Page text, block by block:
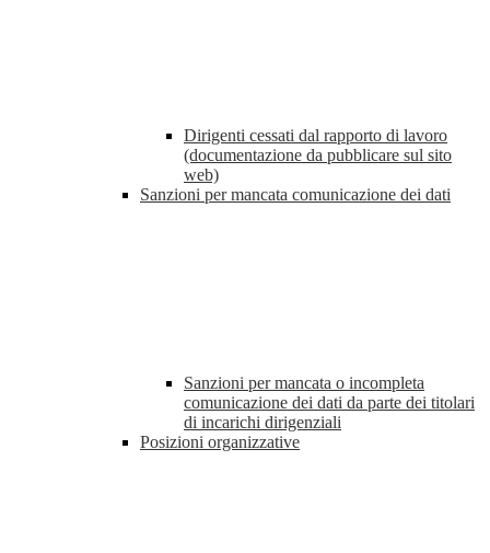
Dirigenti cessati dal rapporto di lavoro
(documentazione da pubblicare sul sito
web)
Sanzioni per mancata comunicazione dei dati
Sanzioni per mancata o incompleta
comunicazione dei dati da parte dei titolari
di incarichi dirigenziali
Posizioni organizzative